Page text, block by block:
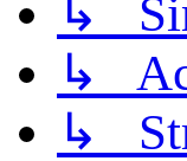
↳
↳
↳